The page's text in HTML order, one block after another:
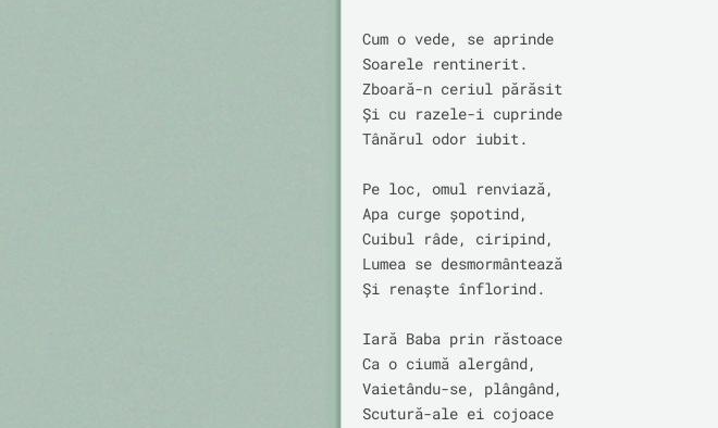
Cum o vede, se aprinde
Soarele rentinerit.
Zboară-n ceriul părăsit
Și cu razele-i cuprinde
Tânărul odor iubit.
Pe loc, omul renviază,
Apa curge șopotind,
Cuibul râde, ciripind,
Lumea se desmormântează
Și renaște înflorind.
Iară Baba prin răstoace
Ca o ciumă alergând,
Vaietându-se, plângând,
Scutură-ale ei cojoace